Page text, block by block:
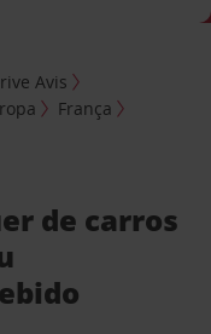
Avis
França
de carros